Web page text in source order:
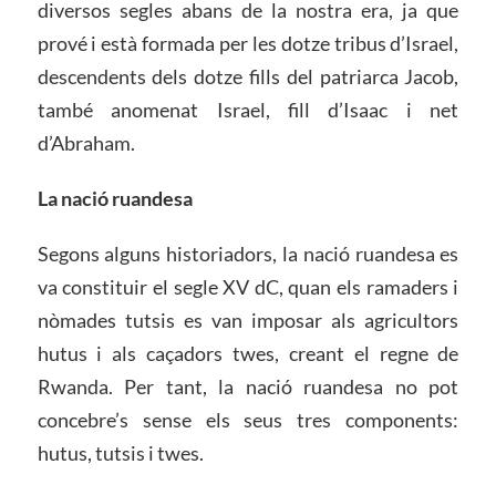
diversos segles abans de la nostra era, ja que
prové i està formada per les dotze tribus d’Israel,
descendents dels dotze fills del patriarca Jacob,
també anomenat Israel, fill d’Isaac i net
d’Abraham.
La nació ruandesa
Segons alguns historiadors, la nació ruandesa es
va constituir el segle XV dC, quan els ramaders i
nòmades tutsis es van imposar als agricultors
hutus i als caçadors twes, creant el regne de
Rwanda. Per tant, la nació ruandesa no pot
concebre’s sense els seus tres components:
hutus, tutsis i twes.